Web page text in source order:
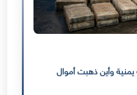
وأين ذهبت أموال